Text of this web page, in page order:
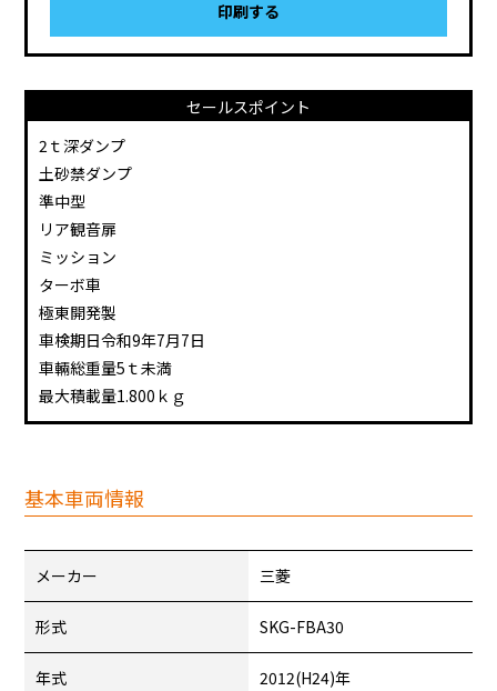
印刷する
セールスポイント
2ｔ深ダンプ
土砂禁ダンプ
準中型
リア観音扉
ミッション
ターボ車
極東開発製
車検期日令和9年7月7日
車輛総重量5ｔ未満
最大積載量1.800ｋｇ
基本車両情報
メーカー 三菱
形式 SKG-FBA30
年式 2012(H24)年